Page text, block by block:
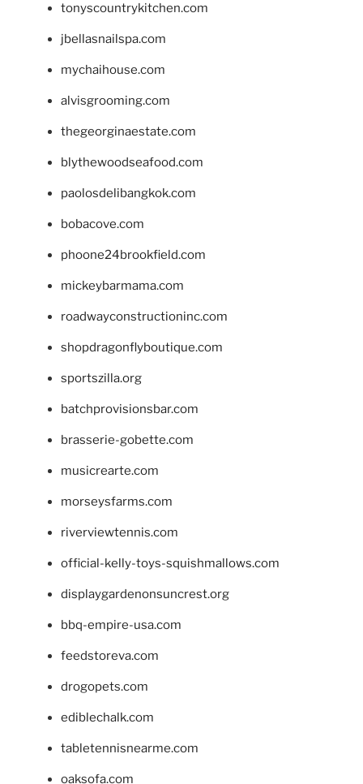
tonyscountrykitchen.com
jbellasnailspa.com
mychaihouse.com
alvisgrooming.com
thegeorginaestate.com
blythewoodseafood.com
paolosdelibangkok.com
bobacove.com
phoone24brookfield.com
mickeybarmama.com
roadwayconstructioninc.com
shopdragonflyboutique.com
sportszilla.org
batchprovisionsbar.com
brasserie-gobette.com
musicrearte.com
morseysfarms.com
riverviewtennis.com
official-kelly-toys-squishmallows.com
displaygardenonsuncrest.org
bbq-empire-usa.com
feedstoreva.com
drogopets.com
ediblechalk.com
tabletennisnearme.com
oaksofa.com